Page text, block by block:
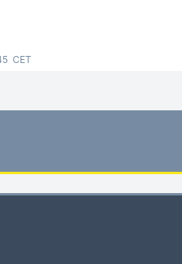
CET